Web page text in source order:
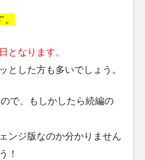
となります。
とした方も多いでしょう。
で、もしかしたら続編の
ンジ版なのか分かりません
！